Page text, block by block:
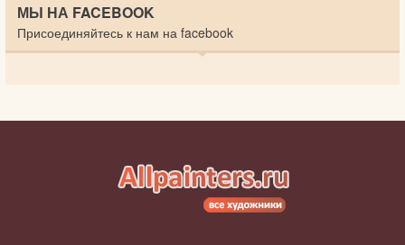
МЫ НА FACEBOOK
Присоединяйтесь к нам на facebook